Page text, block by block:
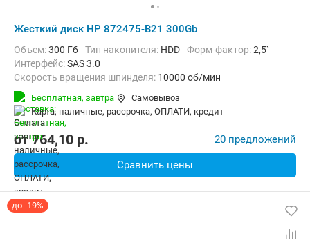
Жесткий диск HP 872475-B21 300Gb
Объем:300 Гб Тип накопителя: HDD Форм-фактор:2,5`
Интерфейс:SAS 3.0
Скорость вращения шпинделя: 10000 об/мин
Бесплатная, завтра
Самовывоз
карта, наличные, рассрочка, ОПЛАТИ, кредит
от764,10 p. 20 предложений
Сравнить цены
до -19%